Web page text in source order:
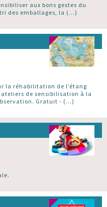
aux bons gestes du
des emballages, la (…)
la réhabilitation de l’étang
ateliers de sensibilisation à la
Gratuit - (…)